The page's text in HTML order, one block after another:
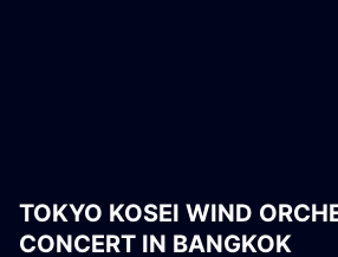
TOKYO KOSEI WIND
CONCERT IN BANGKOK